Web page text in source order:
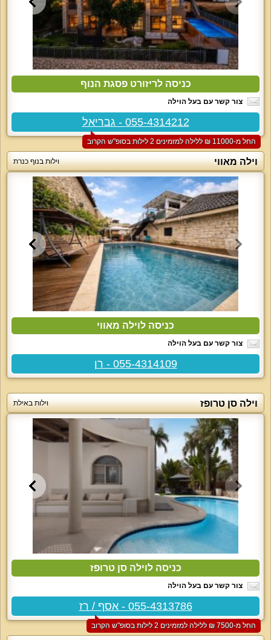
כניסה לריזורט פסגת הנוף
צור קשר עם בעל הוילה
055-4314212 - גבריאל
החל מ-‏11000 ₪ ללילה למזמינים 2 לילות בסופ"ש הקרוב
וילה מאווי וילות בנוף כנרת
כניסה לוילה מאווי
צור קשר עם בעל הוילה
055-4314109 - רן
וילה סן טרופז וילות באילת
כניסה לוילה סן טרופז
צור קשר עם בעל הוילה
055-4313786 - אסף / רז
החל מ-‏7500 ₪ ללילה למזמינים 2 לילות בסופ"ש הקרוב